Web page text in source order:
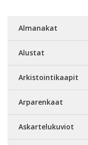
Almanakat
Alustat
Arkistointikaapit
Arparenkaat
Askartelukuviot